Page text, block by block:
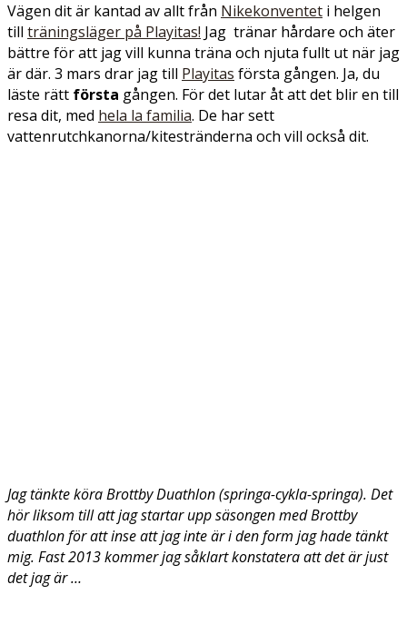
Vägen dit är kantad av allt från Nikekonventet i helgen
till träningsläger på Playitas! Jag tränar hårdare och äter
bättre för att jag vill kunna träna och njuta fullt ut när jag
är där. 3 mars drar jag till Playitas första gången. Ja, du
läste rätt första gången. För det lutar åt att det blir en till
resa dit, med hela la familia. De har sett
vattenrutchkanorna/kitestränderna och vill också dit.
Jag tänkte köra Brottby Duathlon (springa-cykla-springa). Det
hör liksom till att jag startar upp säsongen med Brottby
duathlon för att inse att jag inte är i den form jag hade tänkt
mig. Fast 2013 kommer jag såklart konstatera att det är just
det jag är …